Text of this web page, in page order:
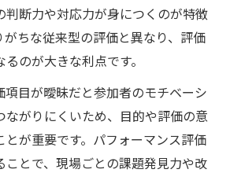
判断力や対応力が身につくのが特徴
がちな従来型の評価と異なり、評価
のが大きな利点です。
項目が曖昧だと参加者のモチベーシ
ながりにくいため、目的や評価の意
とが重要です。パフォーマンス評価
ことで、現場ごとの課題発見力や改